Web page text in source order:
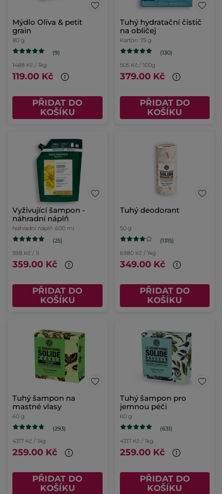
Mýdlo Oliva & petit
grain
80 g
(9)
1488 Kč / 1kg
119.00 Kč
PŘIDAT DO
KOŠÍKU
Tuhý hydratační čistič
na obličej
Karton 75 g
(130)
505 Kč / 100g
379.00 Kč
PŘIDAT DO
KOŠÍKU
Vyživující šampon -
náhradní náplň
Náhradní náplň 600 ml
(25)
598 Kč / 1l
359.00 Kč
PŘIDAT DO
KOŠÍKU
Tuhý deodorant
50 g
(1315)
6980 Kč / 1kg
349.00 Kč
PŘIDAT DO
KOŠÍKU
Tuhý šampon na
mastné vlasy
60 g
(293)
4317 Kč / 1kg
259.00 Kč
PŘIDAT DO
KOŠÍKU
Tuhý šampon pro
jemnou péči
60 g
(631)
4317 Kč / 1kg
259.00 Kč
PŘIDAT DO
KOŠÍKU